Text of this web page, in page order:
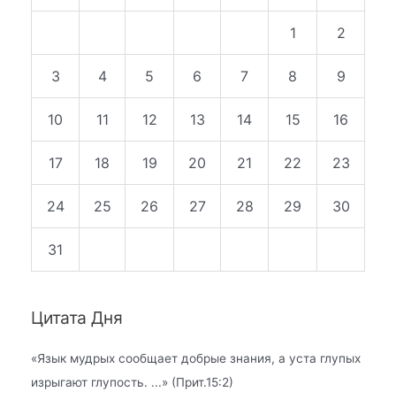
1 2
3 4 5 6 7 8 9
10 11 12 13 14 15 16
17 18 19 20 21 22 23
24 25 26 27 28 29 30
31
Цитата Дня
«Язык мудрых сообщает добрые знания, а уста глупых
изрыгают глупость. ...» (Прит.15:2)